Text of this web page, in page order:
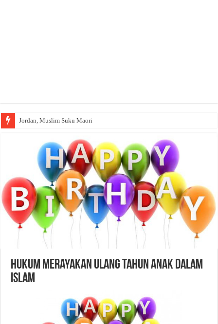
Jordan, Muslim Suku Maori
Hukum Merayakan Ulang Tahun Anak dalam
Islam